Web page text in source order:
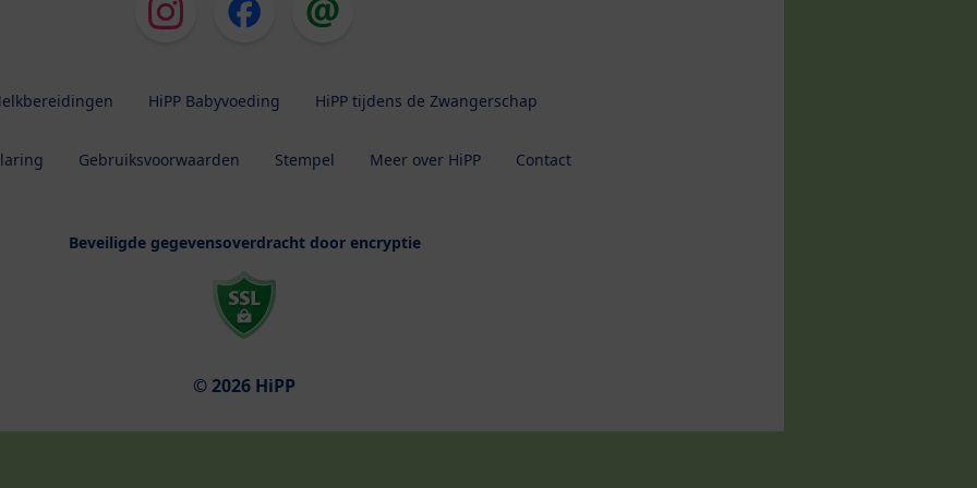
HiPP Babyvoeding HiPP tijdens de Zwangerschap
Gebruiksvoorwaarden Stempel Meer over HiPP Contact
Beveiligde gegevensoverdracht door encryptie
© 2026 HiPP